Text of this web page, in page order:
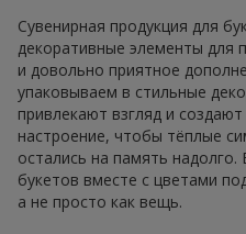
Сувенирная продукция для
декоративные элементы для
и довольно приятное
упаковываем в стильные
привлекают взгляд и
настроение, чтобы тёплые
остались на память надолго.
букетов вместе с цветами
а не просто как вещь.